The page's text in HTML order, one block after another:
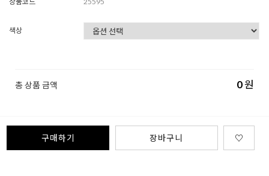
색상
총 상품 금액 0원
구매하기 장바구니 ♡